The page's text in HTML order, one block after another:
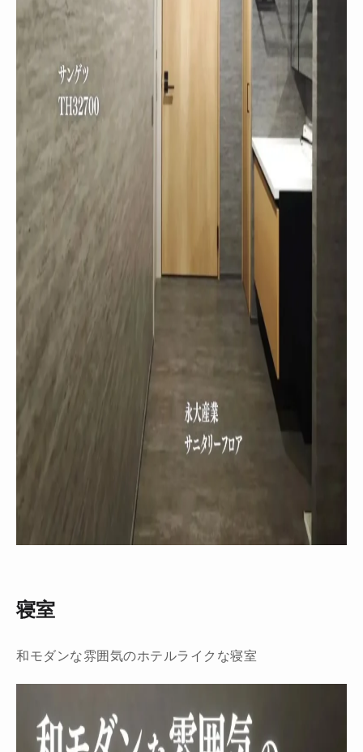
寝室
和モダンな雰囲気のホテルライクな寝室